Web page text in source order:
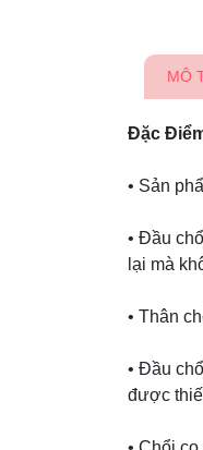
MÔ
Đặc
• Sản
• Đầu
lại mà
• Thân
• Đầu
được